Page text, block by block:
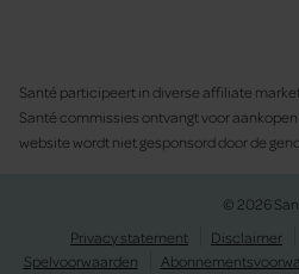
Santé participeert in diverse affiliate
Santé commissies ontvangt voor
website wordt niet gesponsord door de
© 2026
Privacy statement
Disclaimer
Spelvoorwaarden